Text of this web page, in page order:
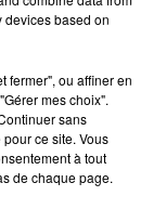
devices based on
fermer", ou affiner en
mes choix".
sans
ce site. Vous
à tout
de chaque page.